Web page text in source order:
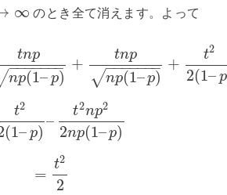
∞ のとき全て消えます。よって
tnp
np(1– p)
− −
−−−−− +
tnp
np(1–p)
− −
−−−−−
√
+
t2
2(1– p
t2
(1– p)
–
t2np2
2np(1–p)
=
t2
2